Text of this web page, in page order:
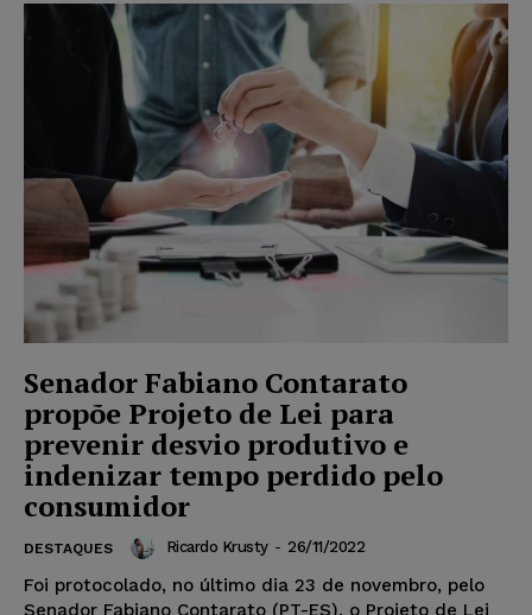
Senador Fabiano Contarato
propõe Projeto de Lei para
prevenir desvio produtivo e
indenizar tempo perdido pelo
consumidor
DESTAQUES Ricardo Krusty - 26/11/2022
Foi protocolado, no último dia 23 de novembro, pelo
Senador Fabiano Contarato (PT-ES), o Projeto de Lei